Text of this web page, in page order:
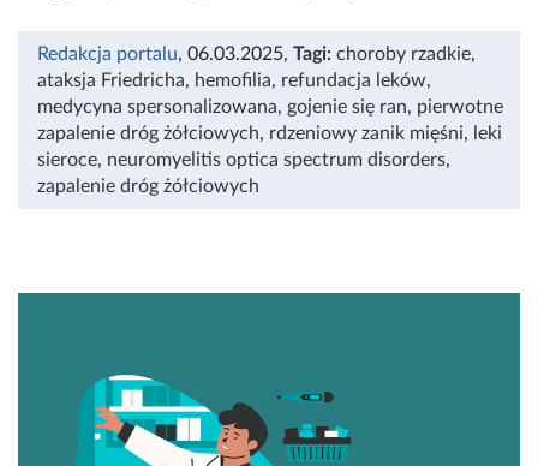
Redakcja portalu, 06.03.2025, Tagi: choroby rzadkie,
ataksja Friedricha, hemofilia, refundacja leków,
medycyna spersonalizowana, gojenie się ran, pierwotne
zapalenie dróg żółciowych, rdzeniowy zanik mięśni, leki
sieroce, neuromyelitis optica spectrum disorders,
zapalenie dróg żółciowych